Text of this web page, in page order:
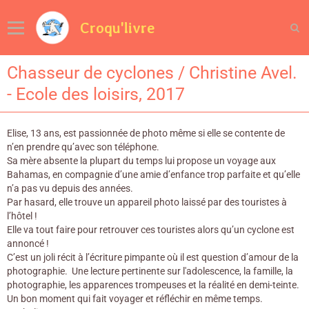
Croqu'livre
Chasseur de cyclones / Christine Avel.
- Ecole des loisirs, 2017
Elise, 13 ans, est passionnée de photo même si elle se contente de
n’en prendre qu’avec son téléphone.
Sa mère absente la plupart du temps lui propose un voyage aux
Bahamas, en compagnie d’une amie d’enfance trop parfaite et qu’elle
n’a pas vu depuis des années.
Par hasard, elle trouve un appareil photo laissé par des touristes à
l’hôtel !
Elle va tout faire pour retrouver ces touristes alors qu’un cyclone est
annoncé !
C’est un joli récit à l’écriture pimpante où il est question d’amour de la
photographie. Une lecture pertinente sur l'adolescence, la famille, la
photographie, les apparences trompeuses et la réalité en demi-teinte.
Un bon moment qui fait voyager et réfléchir en même temps.